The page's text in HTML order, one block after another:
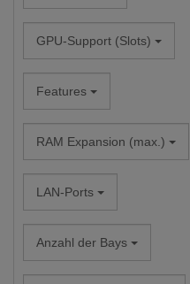
GPU-Support (Slots)
Features
RAM Expansion (max.)
LAN-Ports
Anzahl der Bays